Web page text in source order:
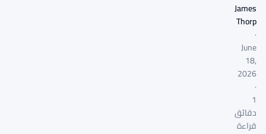
James
Thorp
·
June
18,
2026
·
1
دقائق
قراءة